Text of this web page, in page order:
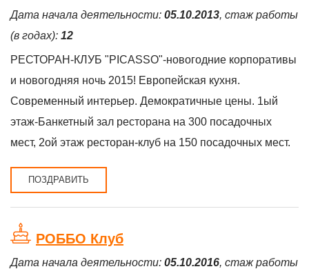
Дата начала деятельности: 05.10.2013, стаж работы
(в годах): 12
РЕСТОРАН-КЛУБ "PICASSO"-новогодние корпоративы
и новогодняя ночь 2015! Европейская кухня.
Современный интерьер. Демократичные цены. 1ый
этаж-Банкетный зал ресторана на 300 посадочных
мест, 2ой этаж ресторан-клуб на 150 посадочных мест.
ПОЗДРАВИТЬ
РОББО Клуб
Дата начала деятельности: 05.10.2016, стаж работы